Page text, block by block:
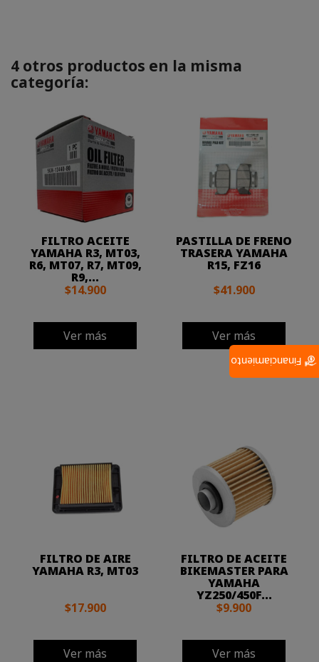
4 otros productos en la misma
categoría:
FILTRO ACEITE
YAMAHA R3, MT03,
R6, MT07, R7, MT09,
R9,...
$14.900
Ver más
PASTILLA DE FRENO
TRASERA YAMAHA
R15, FZ16
$41.900
Ver más
FILTRO DE AIRE
YAMAHA R3, MT03
$17.900
Ver más
FILTRO DE ACEITE
BIKEMASTER PARA
YAMAHA
YZ250/450F...
$9.900
Ver más
Financiamiento